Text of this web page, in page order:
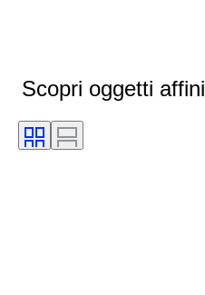
Scopri oggetti affini